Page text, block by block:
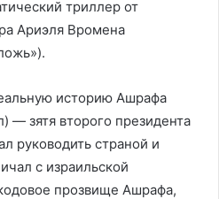
триллер от
Ариэля Вромена
историю Ашрафа
— зятя второго президента
руководить страной и
с израильской
прозвище Ашрафа,